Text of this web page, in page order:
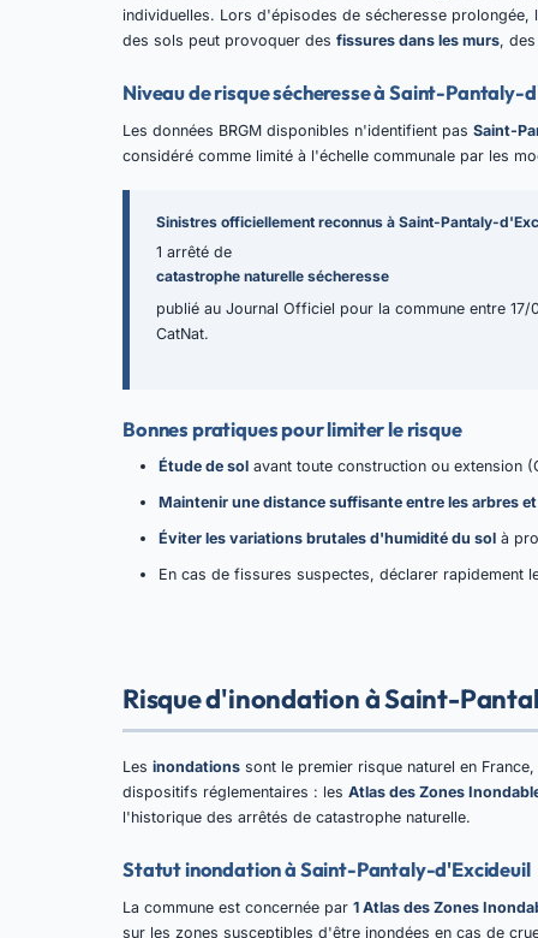
individuelles. Lors d'épisodes de sécheresse prolongée,
des sols peut provoquer des fissures dans les murs,
Niveau de risque sécheresse à Saint-Pantaly-
Les données BRGM disponibles n'identifient pas Saint-
considéré comme limité à l'échelle communale par les
Sinistres officiellement reconnus à Saint-Pantaly-
1 arrêté de
catastrophe naturelle sécheresse
publié au Journal Officiel pour la commune entre
CatNat.
Bonnes pratiques pour limiter le risque
Étude de sol avant toute construction ou extension
Maintenir une distance suffisante entre les arbres
Éviter les variations brutales d'humidité du sol à
En cas de fissures suspectes, déclarer rapidement
Risque d'inondation à Saint-
Les inondations sont le premier risque naturel en
dispositifs réglementaires : les Atlas des Zones
l'historique des arrêtés de catastrophe naturelle.
Statut inondation à Saint-Pantaly-d'Excideuil
La commune est concernée par 1 Atlas des Zones
sur les zones susceptibles d'être inondées en cas de